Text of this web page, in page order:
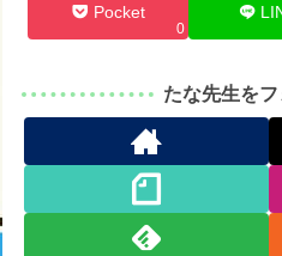
Pocket
0
たな先生を